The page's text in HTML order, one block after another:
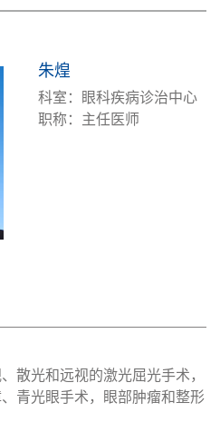
朱煌
科室：眼科疾病诊治中心
职称：主任医师
散光和远视的激光屈光手术，
青光眼手术，眼部肿瘤和整形